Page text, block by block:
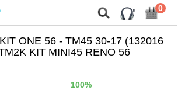
0
ONE 56 - TM45 30-17 (132016
KIT MINI45 RENO 56
100%
!